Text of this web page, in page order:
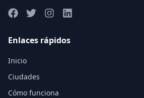
Enlaces rápidos
Inicio
Ciudades
Cómo funciona